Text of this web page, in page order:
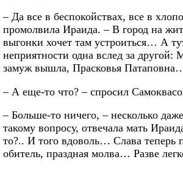
– Да все в беспокойствах, все в
промолвила Ираида. – В город на
выгонки хочет там устроиться… А
неприятности одна вслед за другой:
замуж вышла, Прасковья
– А еще-то что? – спросил
– Больше-то ничего, – несколько
такому вопросу, отвечала мать
то?.. И того вдоволь… Слава
обитель, праздная молва… Разве